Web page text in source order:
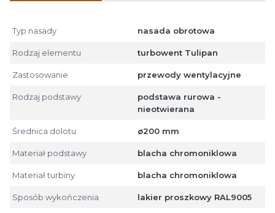
Typ nasady nasada obrotowa
Rodzaj elementu turbowent Tulipan
Zastosowanie przewody wentylacyjne
Rodzaj podstawy
podstawa rurowa -
nieotwierana
Średnica dolotu ø200 mm
Materiał podstawy blacha chromoniklowa
Materiał turbiny blacha chromoniklowa
Sposób wykończenia lakier proszkowy RAL9005